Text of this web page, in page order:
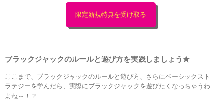
限定新規特典を受け取る
ブラックジャックのルールと遊び方を実践しましょう★
ここまで、ブラックジャックのルールと遊び方、さらにベーシックスト
ラテジーを学んだら、実際にブラックジャックを遊びたくなっちゃうわ
よね～！？